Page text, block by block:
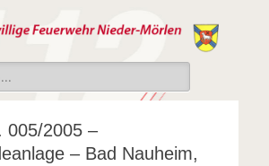
Freiwillige
Feuerwehr Nieder-
Mörlen e.V.
Nieder-Mörlen e.v.
005/2005 –
– Bad Nauheim,